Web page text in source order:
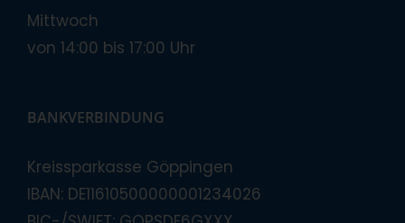
Mittwoch
von 14:00 bis 17:00 Uhr
BANKVERBINDUNG
Kreissparkasse Göppingen
IBAN: DE11610500000001234026